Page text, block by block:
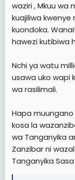
waziri , Mkuu wa
kuajiliwa
kuondoka.
hawezi kutibiwa
Nchi ya watu
usawa uko wapi
wa rasilimali.
Hapa
kosa la
wa Tanganyika
Zanzibar ni
Tanganyika